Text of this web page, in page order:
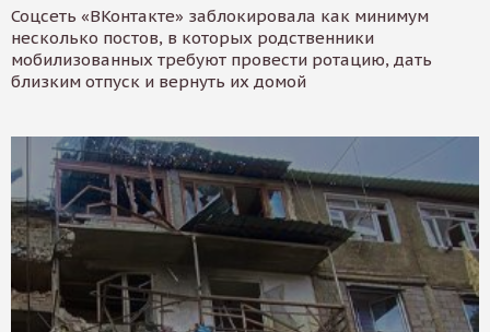
Соцсеть «ВКонтакте» заблокировала как минимум
несколько постов, в которых родственники
мобилизованных требуют провести ротацию, дать
близким отпуск и вернуть их домой